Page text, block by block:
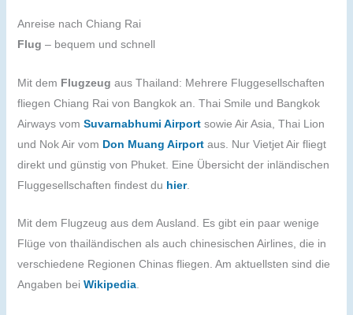
Anreise nach Chiang Rai
Flug – bequem und schnell
Mit dem Flugzeug aus Thailand: Mehrere Fluggesellschaften
fliegen Chiang Rai von Bangkok an. Thai Smile und Bangkok
Airways vom Suvarnabhumi Airportsowie Air Asia, Thai Lion
und Nok Air vom Don Muang Airportaus. Nur Vietjet Air fliegt
direkt und günstig von Phuket. Eine Übersicht der inländischen
Fluggesellschaften findest du hier.
Mit dem Flugzeug aus dem Ausland. Es gibt ein paar wenige
Flüge von thailändischen als auch chinesischen Airlines, die in
verschiedene Regionen Chinas fliegen. Am aktuellsten sind die
Angaben bei Wikipedia.